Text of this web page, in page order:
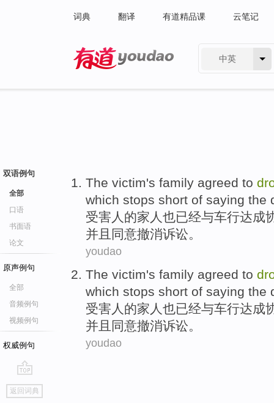
词典 翻译 有道精品课 云笔记
中英
双语例句
全部
口语
书面语
论文
原声例句
全部
音频例句
视频例句
权威例句
go
top
返回词典
The victim's family agreed to
which stops short of saying the
受害人 的家人 也已经与车行达成
并且 同意撤消诉讼。
youdao
The victim's family agreed to
which stops short of saying the
受害人 的家人 也已经与车行达成
并且 同意撤消诉讼。
youdao